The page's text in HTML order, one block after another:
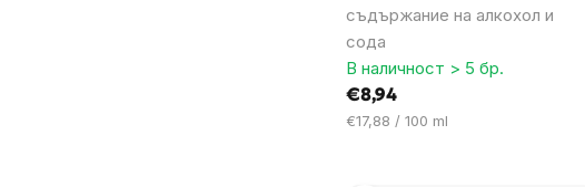
съдържание на алкохол и
сода
В наличност > 5 бр.
€8,94
Цена
€17,88 / 100 ml